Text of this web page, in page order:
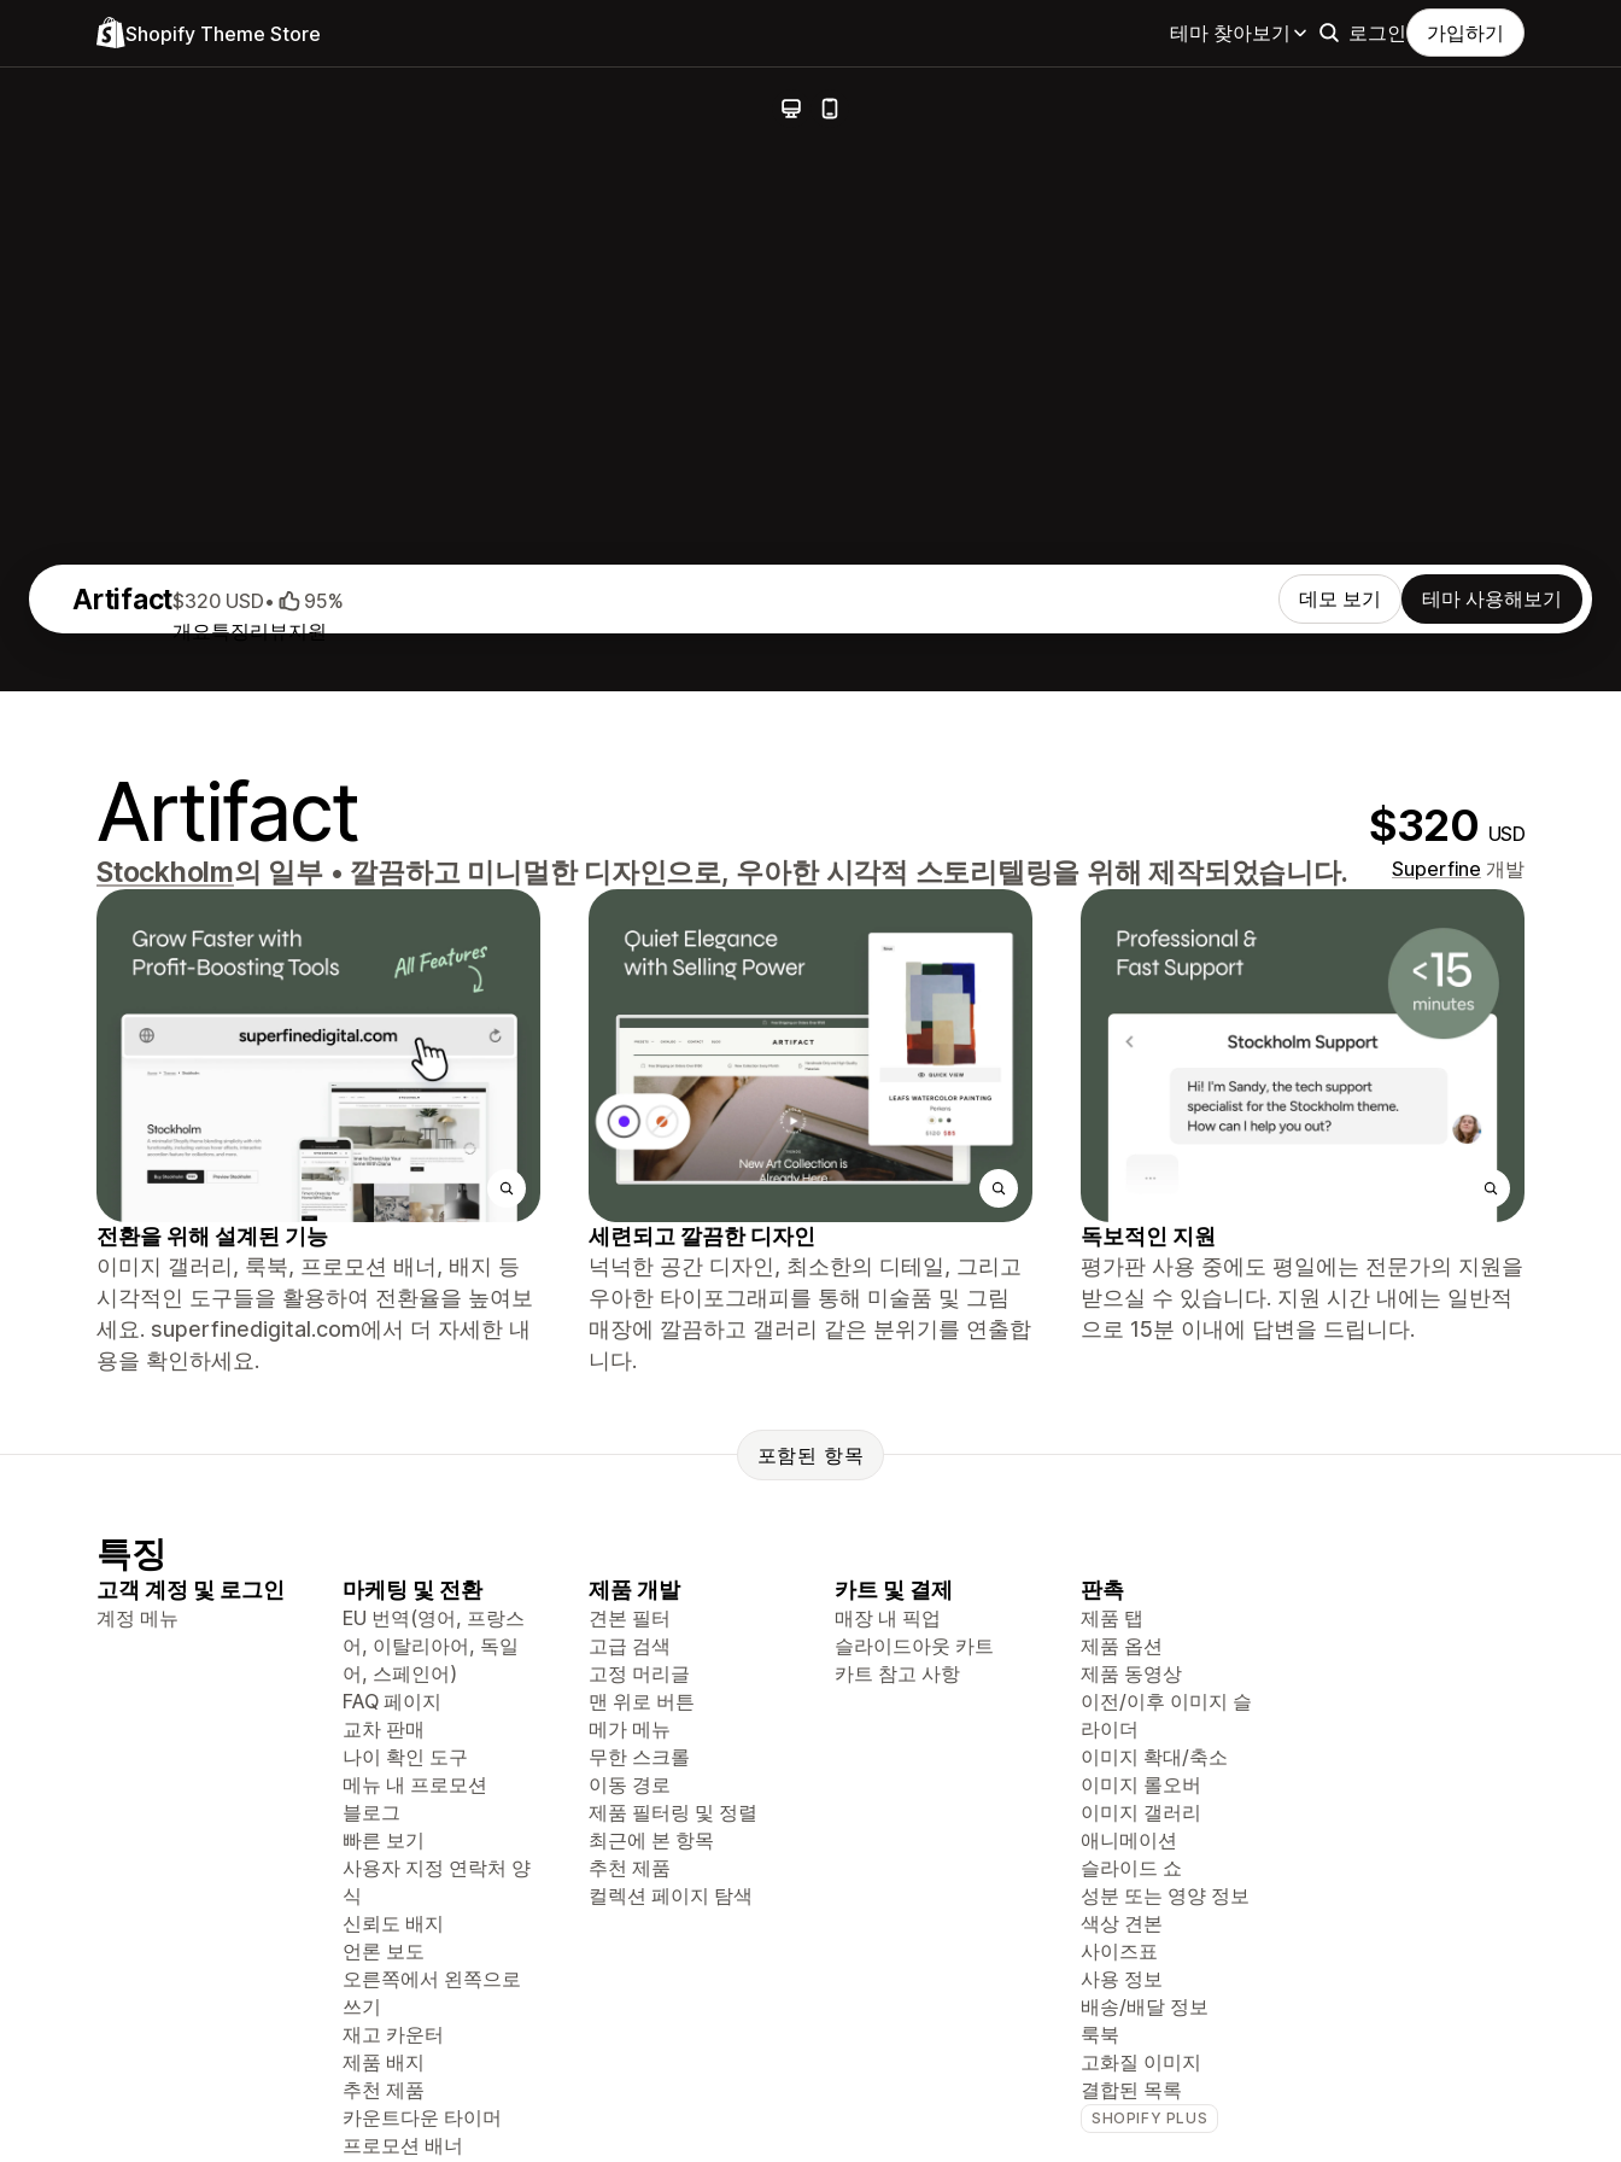
Shopify Theme Store 테마 찾아보기 로그인 가입하기
Artifact
개요특징리뷰지원
$320 USD• 95% 데모 보기 테마 사용해보기
Artifact $320 USD
Stockholm의 일부 • 깔끔하고 미니멀한 디자인으로, 우아한 시각적 스토리텔링을 위해 제작되었습니다. Superfine 개발
전환을 위해 설계된 기능
이미지 갤러리, 룩북, 프로모션 배너, 배지 등
시각적인 도구들을 활용하여 전환율을 높여보
세요. superfinedigital.com에서 더 자세한 내
용을 확인하세요.
세련되고 깔끔한 디자인
넉넉한 공간 디자인, 최소한의 디테일, 그리고
우아한 타이포그래피를 통해 미술품 및 그림
매장에 깔끔하고 갤러리 같은 분위기를 연출합
니다.
독보적인 지원
평가판 사용 중에도 평일에는 전문가의 지원을
받으실 수 있습니다. 지원 시간 내에는 일반적
으로 15분 이내에 답변을 드립니다.
포함된 항목
특징
고객 계정 및 로그인
계정 메뉴
마케팅 및 전환
EU 번역(영어, 프랑스
어, 이탈리아어, 독일
어, 스페인어)
FAQ 페이지
교차 판매
나이 확인 도구
메뉴 내 프로모션
블로그
빠른 보기
사용자 지정 연락처 양
식
신뢰도 배지
언론 보도
오른쪽에서 왼쪽으로
쓰기
재고 카운터
제품 배지
추천 제품
카운트다운 타이머
프로모션 배너
제품 개발
견본 필터
고급 검색
고정 머리글
맨 위로 버튼
메가 메뉴
무한 스크롤
이동 경로
제품 필터링 및 정렬
최근에 본 항목
추천 제품
컬렉션 페이지 탐색
카트 및 결제
매장 내 픽업
슬라이드아웃 카트
카트 참고 사항
판촉
제품 탭
제품 옵션
제품 동영상
이전/이후 이미지 슬
라이더
이미지 확대/축소
이미지 롤오버
이미지 갤러리
애니메이션
슬라이드 쇼
성분 또는 영양 정보
색상 견본
사이즈표
사용 정보
배송/배달 정보
룩북
고화질 이미지
결합된 목록
SHOPIFY PLUS